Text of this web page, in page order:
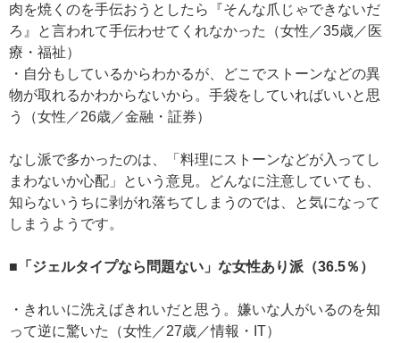
肉を焼くのを手伝おうとしたら『そんな爪じゃできないだ
ろ』と言われて手伝わせてくれなかった（女性／35歳／医
療・福祉）
・自分もしているからわかるが、どこでストーンなどの異
物が取れるかわからないから。手袋をしていればいいと思
う（女性／26歳／金融・証券）
なし派で多かったのは、「料理にストーンなどが入ってし
まわないか心配」という意見。どんなに注意していても、
知らないうちに剥がれ落ちてしまうのでは、と気になって
しまうようです。
■「ジェルタイプなら問題ない」な女性あり派（36.5％）
・きれいに洗えばきれいだと思う。嫌いな人がいるのを知
って逆に驚いた（女性／27歳／情報・IT）